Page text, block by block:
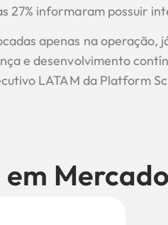
27% informaram possuir
apenas na operação,
e desenvolvimento
LATAM da Platform